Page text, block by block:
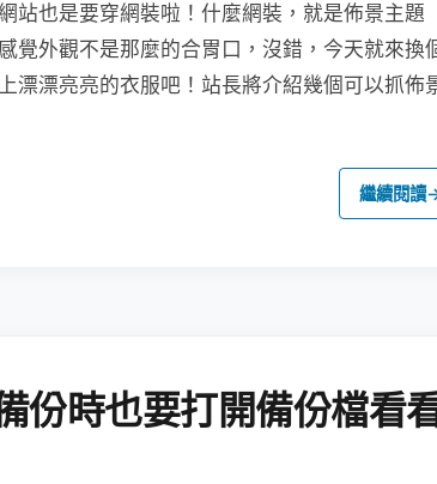
站也是要穿網裝啦！什麼網裝，就是佈景主題
覺外觀不是那麼的合胃口，沒錯，今天就來換
漂漂亮亮的衣服吧！站長將介紹幾個可以抓佈
繼續閱讀
份時也要打開備份檔看